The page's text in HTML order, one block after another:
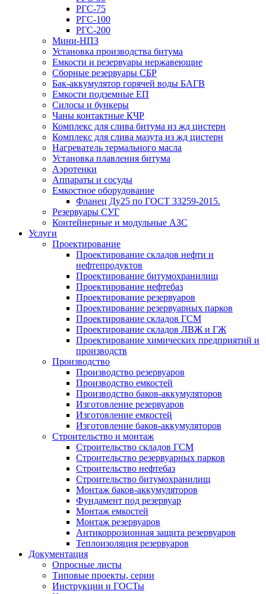
РГС-75
РГС-100
РГС-200
Мини-НПЗ
Установка производства битума
Емкости и резервуары нержавеющие
Сборные резервуары СБР
Бак-аккумулятор горячей воды БАГВ
Емкости подземные ЕП
Силосы и бункеры
Чаны контактные КЧР
Комплекс для слива битума из жд цистерн
Комплекс для слива мазута из жд цистерн
Нагреватель термального масла
Установка плавления битума
Аэротенки
Аппараты и сосуды
Емкостное оборудование
Фланец Ду25 по ГОСТ 33259-2015.
Резервуары СУГ
Контейнерные и модульные АЗС
Услуги
Проектирование
Проектирование складов нефти и
нефтепродуктов
Проектирование битумохранилищ
Проектирование нефтебаз
Проектирование резервуаров
Проектирование резервуарных парков
Проектирование складов ГСМ
Проектирование складов ЛВЖ и ГЖ
Проектирование химических предприятий и
производств
Производство
Производство резервуаров
Производство емкостей
Производство баков-аккумуляторов
Изготовление резервуаров
Изготовление емкостей
Изготовление баков-аккумуляторов
Строительство и монтаж
Строительство складов ГСМ
Строительство резервуарных парков
Строительство нефтебаз
Строительство битумохранилищ
Монтаж баков-аккумуляторов
Фундамент под резервуар
Монтаж емкостей
Монтаж резервуаров
Антикоррозионная защита резервуаров
Теплоизоляция резервуаров
Документация
Опросные листы
Типовые проекты, серии
Инструкции и ГОСТы